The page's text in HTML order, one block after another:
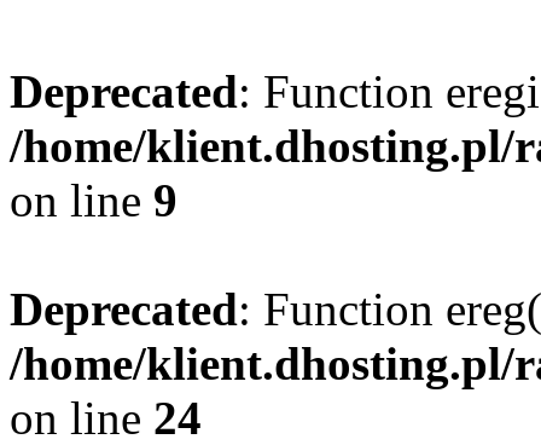
Deprecated: Function
/home/klient.dhosting.pl/
on line 9
Deprecated: Function
/home/klient.dhosting.pl/
on line 24